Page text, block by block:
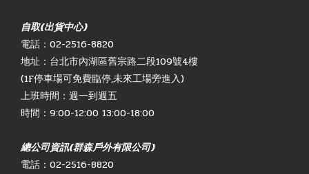
自取(出貨中心)
電話：02-2516-8820
地址：台北市內湖區舊宗路二段109號4樓
(1F停車場可免費臨停,未來工場旁進入)
上班時間：週一到週五
時間：9:00-12:00 13:00-18:00
總公司資訊(群森戶外有限公司)
電話：02-2516-8820